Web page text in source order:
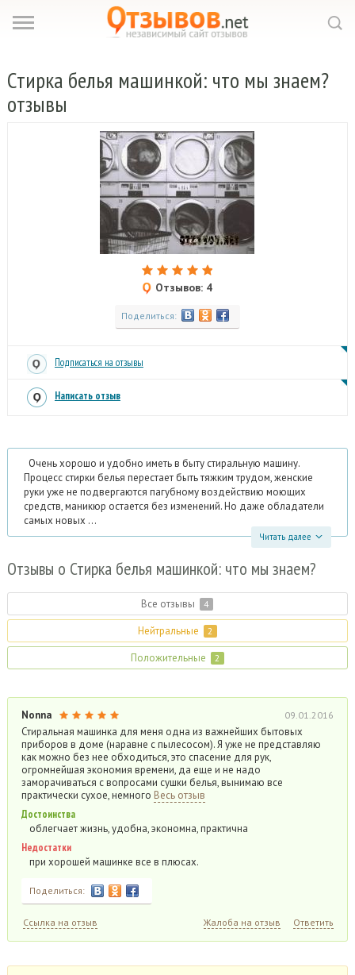
Стирка белья машинкой: что мы знаем?
отзывы
Отзывов: 4
Поделиться:
Подписаться на отзывы
Написать отзыв
Очень хорошо и удобно иметь в быту стиральную машину.
Процесс стирки белья перестает быть тяжким трудом, женские
руки уже не подвергаются пагубному воздействию моющих
средств, маникюр остается без изменений. Но даже обладатели
самых новых ...
Читать далее
Отзывы о Стирка белья машинкой: что мы знаем?
Все отзывы 4
Нейтральные 2
Положительные 2
Nonna 09.01.2016
Стиральная машинка для меня одна из важнейших бытовых
приборов в доме (наравне с пылесосом). Я уже не представляю
как можно без нее обходиться, это спасение для рук,
огромнейшая экономия времени, да еще и не надо
заморачиваться с вопросами сушки белья, вынимаю все
практически сухое, немного Весь отзыв
Достоинства
облегчает жизнь, удобна, экономна, практична
Недостатки
при хорошей машинке все в плюсах.
Поделиться:
Ссылка на отзыв Жалоба на отзыв Ответить